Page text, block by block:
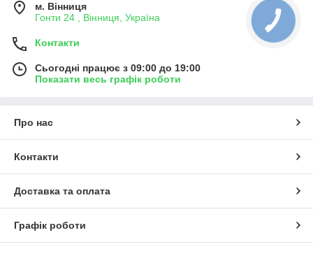
м. Вінниця
Гонти 24 , Вінниця, Україна
Контакти
Сьогодні працює з 09:00 до 19:00
Показати весь графік роботи
Про нас
Контакти
Доставка та оплата
Графік роботи